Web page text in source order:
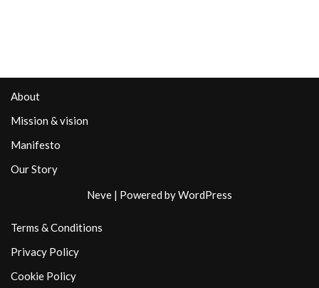
About
Mission & vision
Manifesto
Our Story
Neve | Powered byWordPress
Terms & Conditions
Privacy Policy
Cookie Policy